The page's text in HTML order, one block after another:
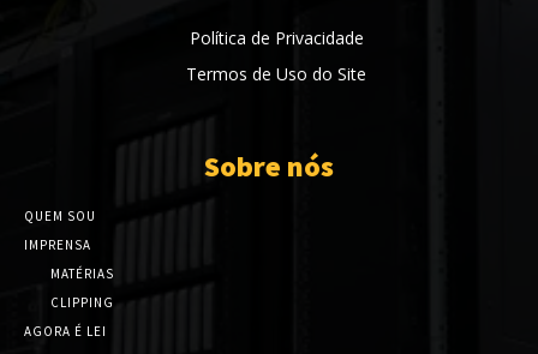
Política de Privacidade
Termos de Uso do Site
Sobre nós
QUEM SOU
IMPRENSA
MATÉRIAS
CLIPPING
AGORA É LEI